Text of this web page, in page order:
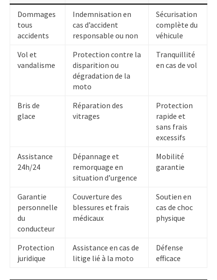
Dommages
tous
accidents
Indemnisation en
cas d’accident
responsable ou non
Sécurisation
complète du
véhicule
Vol et
vandalisme
Protection contre la
disparition ou
dégradation de la
moto
Tranquillité
en cas de vol
Bris de
glace
Réparation des
vitrages
Protection
rapide et
sans frais
excessifs
Assistance
24h/24
Dépannage et
remorquage en
situation d’urgence
Mobilité
garantie
Garantie
personnelle
du
conducteur
Couverture des
blessures et frais
médicaux
Soutien en
cas de choc
physique
Protection
juridique
Assistance en cas de
litige lié à la moto
Défense
efficace